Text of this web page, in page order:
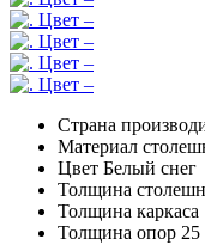
Страна
Материал
Цвет Белый снег
Толщина
Толщина каркаса
Толщина опор